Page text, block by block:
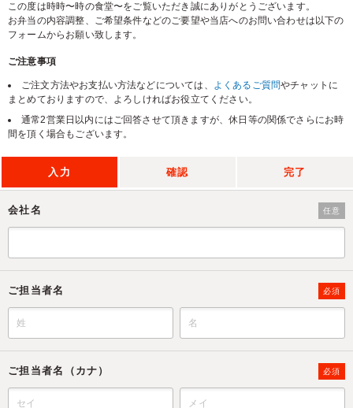
この度は時時〜時の食堂〜をご覧いただき誠にありがとうございます。
お弁当の内容調整、ご希望条件などのご要望や当店へのお問い合わせは以下の
フォームからお願い致します。
ご注意事項
ご注文方法やお支払い方法などについては、 よくあるご質問やチャットに
まとめておりますので、よろしければお役立てください。
通常2営業日以内にはご回答させて頂きますが、休日等の関係でさらにお時
間を頂く場合もございます。
入力 確認 完了
会社名 任意
ご担当者名 必須
ご担当者名（カナ） 必須